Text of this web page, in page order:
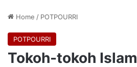
Home / POTPOURRI
POTPOURRI
Tokoh-tokoh Islam